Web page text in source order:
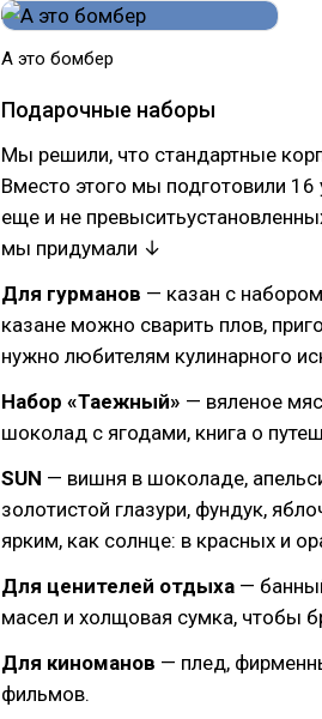
А это бомбер
Подарочные наборы
Мы решили, что стандартные
Вместо этого мы подготовили
еще и не
мы придумали ↓
Для гурманов — казан с
казане можно сварить плов,
нужно любителям кулинарного
Набор «Таежный» — вяленое
шоколад с ягодами, книга о
SUN — вишня в шоколаде,
золотистой глазури, фундук,
ярким, как солнце: в красных и
Для ценителей отдыха —
масел и холщовая сумка, чтобы
Для киноманов — плед,
фильмов.